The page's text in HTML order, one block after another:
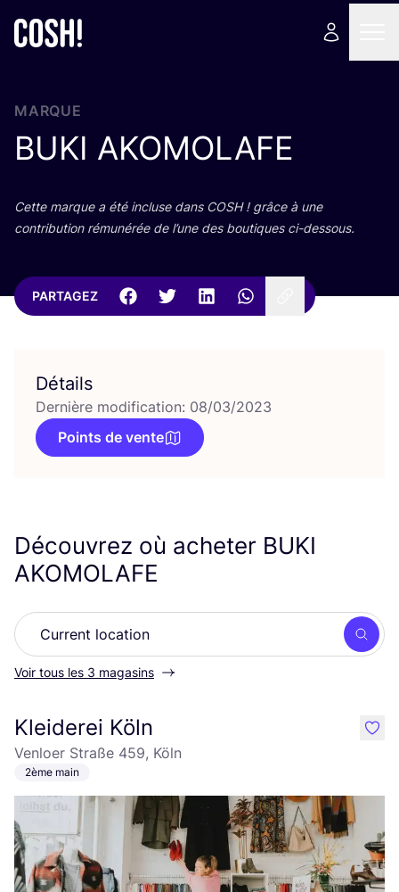
MARQUE
BUKI AKOMOLAFE
Cette marque a été incluse dans COSH! grâce à une
contri­bu­tion rému­né­rée de l’une des bou­tiques ci-dessous.
PARTAGEZ
Détails
Dernière modification: 08/03/2023
Points de vente
Découvrez où acheter BUKI
AKOMOLAFE
Voir tous les 3 magasins
Kleiderei Köln
Venloer Straße 459, Köln
2ème main
like